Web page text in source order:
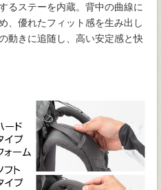
るステーを内蔵。背中の曲線に
、優れたフィット感を生み出し
動きに追随し、高い安定感と快